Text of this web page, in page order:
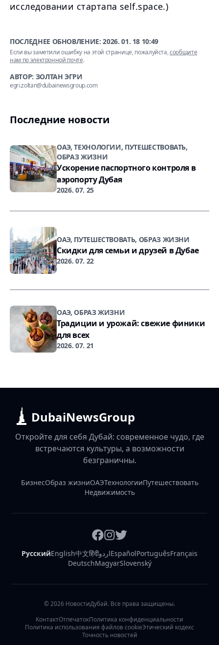
исследовании стартапа self.space.)
ПОСЛЕДНЕЕ ОБНОВЛЕНИЕ:2026. 01. 18 10:49
Если вы заметили ошибку на этой странице, пожалуйста,сообщите
нам по электронной почте.
АВТОР: ЗОЛТАН ЭГРИ
egri.zoltan@dubainewsgroup.com
Последние новости
ОАЭ, ТЕХНОЛОГИИ, ПУТЕШЕСТВОВАТЬ,
ОБРАЗ ЖИЗНИ
Ускорение паспортного контроля в
аэропорту Дубая
2026. 07. 25
ОАЭ, ПУТЕШЕСТВОВАТЬ, ОБРАЗ ЖИЗНИ
Скидки для семьи и друзей в Дубае
2026. 07. 22
ОАЭ, ОБРАЗ ЖИЗНИ
Традиции и урожай: свежие финики
для всех
2026. 07. 21
DubaiNewsGroup
Откройте для себя Дубай: современное чудо, где
встречаются культуры, а возможности
безграничны.
БизнесОбраз жизниОАЭТехнологииПутешествовать
Недвижимость
РусскийEnglish中文हिंदीاردوEspañolPortuguêsFrançais
DeutschMagyarSlovenský
©2026 НовостиДубай. Все права защищены.
КонтактОтпечатокПолитика конфиденциальности
Политика использования файлов cookieЭтический кодекс
Точность новостей